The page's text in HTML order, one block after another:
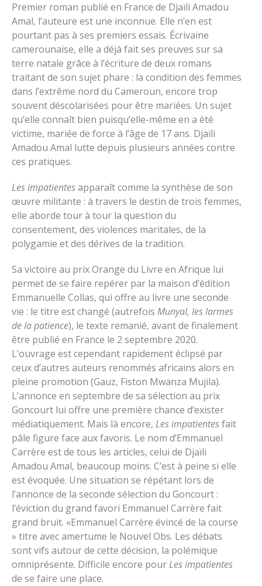
Premier roman publié en France de Djaïli Amadou
Amal, l’auteure est une inconnue. Elle n’en est
pourtant pas à ses premiers essais. Écrivaine
camerounaise, elle a déjà fait ses preuves sur sa
terre natale grâce à l’écriture de deux romans
traitant de son sujet phare : la condition des femmes
dans l’extrême nord du Cameroun, encore trop
souvent déscolarisées pour être mariées. Un sujet
qu’elle connaît bien puisqu’elle-même en a été
victime, mariée de force à l’âge de 17 ans. Djaïli
Amadou Amal lutte depuis plusieurs années contre
ces pratiques.
Les impatientesapparaît comme la synthèse de son
œuvre militante : à travers le destin de trois femmes,
elle aborde tour à tour la question du
consentement, des violences maritales, de la
polygamie et des dérives de la tradition.
Sa victoire au prix Orange du Livre en Afrique lui
permet de se faire repérer par la maison d’édition
Emmanuelle Collas, qui offre au livre une seconde
vie : le titre est changé (autrefois Munyal, les larmes
de la patience), le texte remanié, avant de finalement
être publié en France le 2 septembre 2020.
L’ouvrage est cependant rapidement éclipsé par
ceux d’autres auteurs renommés africains alors en
pleine promotion (Gauz, Fiston Mwanza Mujila).
L’annonce en septembre de sa sélection au prix
Goncourt lui offre une première chance d’exister
médiatiquement. Mais là encore, Les impatientesfait
pâle figure face aux favoris. Le nom d’Emmanuel
Carrère est de tous les articles, celui de Djaïli
Amadou Amal, beaucoup moins. C’est à peine si elle
est évoquée. Une situation se répétant lors de
l’annonce de la seconde sélection du Goncourt :
l’éviction du grand favori Emmanuel Carrère fait
grand bruit. «Emmanuel Carrère évincé de la course
» titre avec amertume le Nouvel Obs. Les débats
sont vifs autour de cette décision, la polémique
omniprésente. Difficile encore pourLes impatientes
de se faire une place.